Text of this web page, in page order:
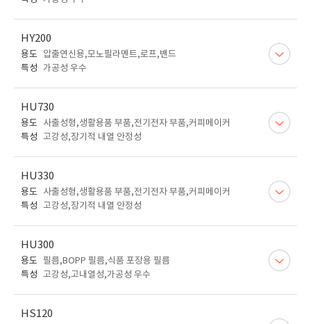
HY200
용도
압출연신용,모노필라멘트,로프,밴드
특성 가공성 우수
HU730
용도
사출성형,생활용품 부품,전기전자 부품,커피메이커
특성 고강성,장기적 내열 안정성
HU330
용도
사출성형,생활용품 부품,전기전자 부품,커피메이커
특성 고강성,장기적 내열 안정성
HU300
용도 필름,BOPP 필름,식품 포장용 필름
특성 고강성,고내열성,가공성 우수
HS120